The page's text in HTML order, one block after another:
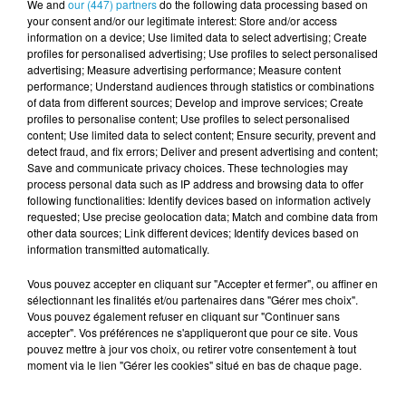
Lors du dernier sommet, organisé début
janvier à Paris, les 35 pays membres ont
évoqué le déploiement possible d’une force
multinationale en Ukraine en cas d’accord
de paix. Cette présence serait soutenue par
les États-Unis.
Un mécanisme de supervision du cessez-le-
feu, placé sous leadership américain, a
également été envisagé afin d’assurer le
respect d’un éventuel compromis.
AFFICHER L’UNITÉ ET PRÉPARER
L’APRÈS-GUERRE
Au-delà du symbole, la nouvelle réunion vise
We and our (447) partnersdo the following data processing based on
your consent and/or our legitimate interest: Store and/or access
information on a device; Use limited data to select advertising; Create
profiles for personalised advertising; Use profiles to select personalised
advertising; Measure advertising performance; Measure content
performance; Understand audiences through statistics or combinations
of data from different sources; Develop and improve services; Create
profiles to personalise content; Use profiles to select personalised
content; Use limited data to select content; Ensure security, prevent and
detect fraud, and fix errors; Deliver and present advertising and content;
Save and communicate privacy choices. These technologies may
process personal data such as IP address and browsing data to offer
following functionalities: Identify devices based on information actively
requested; Use precise geolocation data; Match and combine data from
other data sources; Link different devices; Identify devices based on
information transmitted automatically.
Vous pouvez accepter en cliquant sur "Accepter et fermer", ou affiner en
sélectionnant les finalités et/ou partenaires dans "Gérer mes choix".
Vous pouvez également refuser en cliquant sur "Continuer sans
accepter". Vos préférences ne s'appliqueront que pour ce site. Vous
pouvez mettre à jour vos choix, ou retirer votre consentement à tout
moment via le lien "Gérer les cookies" situé en bas de chaque page.